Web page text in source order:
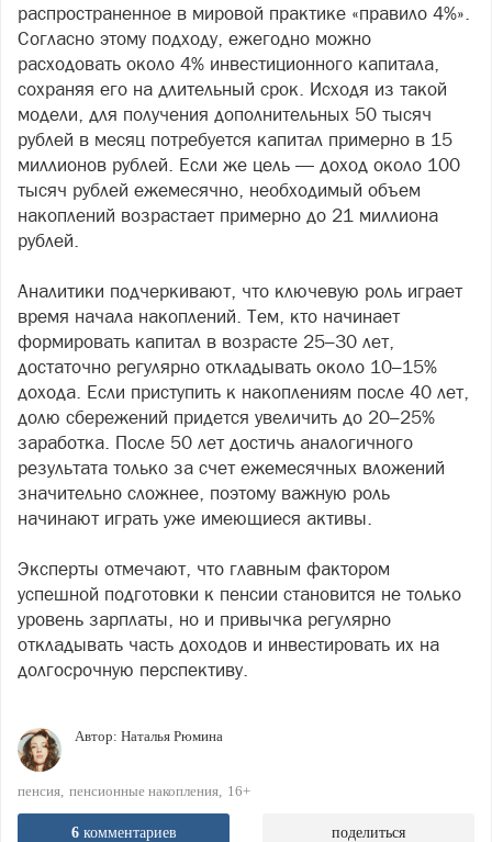
распространенное в мировой практике «правило 4%».
Согласно этому подходу, ежегодно можно
расходовать около 4% инвестиционного капитала,
сохраняя его на длительный срок. Исходя из такой
модели, для получения дополнительных 50 тысяч
рублей в месяц потребуется капитал примерно в 15
миллионов рублей. Если же цель — доход около 100
тысяч рублей ежемесячно, необходимый объем
накоплений возрастает примерно до 21 миллиона
рублей.
Аналитики подчеркивают, что ключевую роль играет
время начала накоплений. Тем, кто начинает
формировать капитал в возрасте 25–30 лет,
достаточно регулярно откладывать около 10–15%
дохода. Если приступить к накоплениям после 40 лет,
долю сбережений придется увеличить до 20–25%
заработка. После 50 лет достичь аналогичного
результата только за счет ежемесячных вложений
значительно сложнее, поэтому важную роль
начинают играть уже имеющиеся активы.
Эксперты отмечают, что главным фактором
успешной подготовки к пенсии становится не только
уровень зарплаты, но и привычка регулярно
откладывать часть доходов и инвестировать их на
долгосрочную перспективу.
Автор: Наталья Рюмина
пенсия пенсионные накопления 16+
6комментариев поделиться